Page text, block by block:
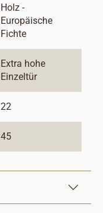
Holz -
Europäische
Fichte
Extra hohe
Einzeltür
22
45